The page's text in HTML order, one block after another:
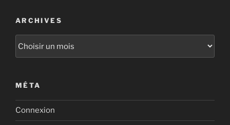
ARCHIVES
MÉTA
Connexion